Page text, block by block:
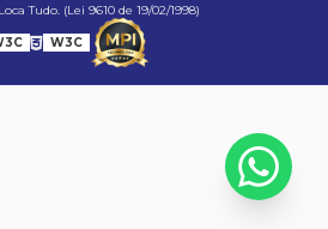
Tudo. (Lei 9610 de 19/02/1998)
W3C